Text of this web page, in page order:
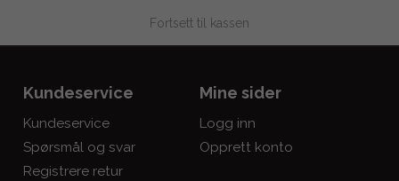
Fortsett til kassen
Kundeservice
Kundeservice
Spørsmål og svar
Registrere retur
Mine sider
Logg inn
Opprett konto